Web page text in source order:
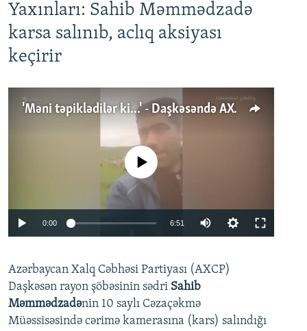
Yaxınları: Sahib Məmmədzadə
karsa salınıb, aclıq aksiyası
keçirir
'Məni təpiklədilər ki...' - Daşkəsəndə AXCP fəalının yaxınları onun həbsinə etiraz edirlər
Auto 240p 360p
720p 1080p
No media source currently available
0:00 6:51
360p
720p
Azərbaycan Xalq Cəbhəsi Partiyası (AXCP)
Daşkəsən rayon şöbəsinin sədri Sahib
Məmmədzadənin 10 saylı Cəzaçəkmə
Müəssisəsində cərimə kamerasına (kars) salındığı